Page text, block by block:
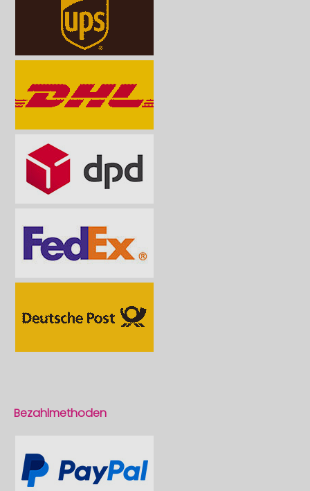
Bezahlmethoden